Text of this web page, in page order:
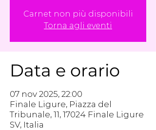
Carnet non più disponibili
Torna agli eventi
Data e orario
07 nov 2025, 22:00
Finale Ligure, Piazza del
Tribunale, 11, 17024 Finale Ligure
SV, Italia